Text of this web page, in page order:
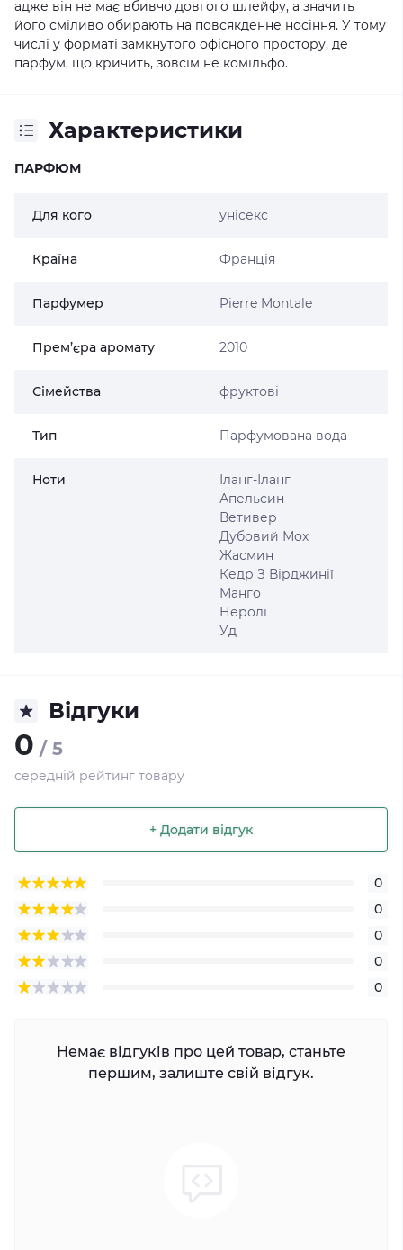
адже він не має вбивчо довгого шлейфу, а значить
його сміливо обирають на повсякденне носіння. У тому
числі у форматі замкнутого офісного простору, де
парфум, що кричить, зовсім не комільфо.
Характеристики
ПАРФЮМ
Для кого унісекс
Країна Франція
Парфумер Pierre Montale
Прем’єра аромату 2010
Сімейства фруктові
Тип Парфумована вода
Ноти
Іланг-Іланг
Апельсин
Ветивер
Дубовий Мох
Жасмин
Кедр З Вірджинії
Манго
Неролі
Уд
Відгуки
0 / 5
середній рейтинг товару
+ Додати відгук
0
0
0
0
0
Немає відгуків про цей товар, станьте
першим, залиште свій відгук.